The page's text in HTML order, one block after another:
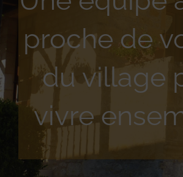
proche de
du village
vivre